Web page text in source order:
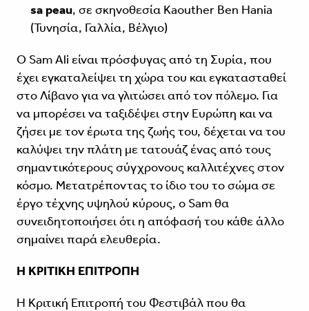
sa peau, σε σκηνοθεσία Kaouther Ben Hania
(Τυνησία, Γαλλία, Βέλγιο)
O Sam Ali είναι πρόσφυγας από τη Συρία, που
έχει εγκαταλείψει τη χώρα του και εγκατασταθεί
στο Λίβανο για να γλιτώσει από τον πόλεμο. Για
να μπορέσει να ταξιδέψει στην Ευρώπη και να
ζήσει με τον έρωτα της ζωής του, δέχεται να του
καλύψει την πλάτη με τατουάζ ένας από τους
σημαντικότερους σύγχρονους καλλιτέχνες στον
κόσμο. Μετατρέποντας το ίδιο του το σώμα σε
έργο τέχνης υψηλού κύρους, ο Sam θα
συνειδητοποιήσει ότι η απόφασή του κάθε άλλο
σημαίνει παρά ελευθερία.
Η ΚΡΙΤΙΚΗ ΕΠΙΤΡΟΠΗ
Η Κριτική Επιτροπή του Φεστιβάλ που θα